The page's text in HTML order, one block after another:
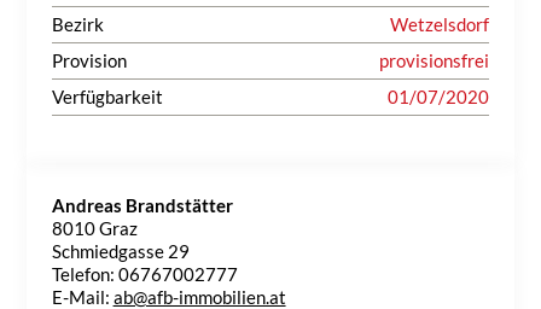
Bezirk
Wetzelsdorf
Provision
provisionsfrei
Verfügbarkeit
01/07/2020
Andreas Brandstätter
8010 Graz
Schmiedgasse 29
Telefon: 06767002777
E-Mail: ab@afb-immobilien.at